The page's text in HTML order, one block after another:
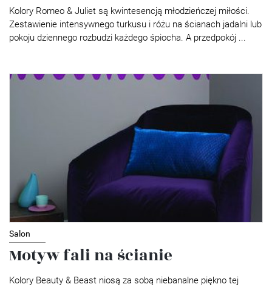
Kolory Romeo & Juliet są kwintesencją młodzieńczej miłości.
Zestawienie intensywnego turkusu i różu na ścianach jadalni lub
pokoju dziennego rozbudzi każdego śpiocha. A przedpokój ...
Salon
Motyw fali na ścianie
Kolory Beauty & Beast niosą za sobą niebanalne piękno tej